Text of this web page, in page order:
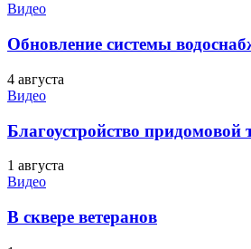
Видео
Обновление системы
4 августа
Видео
Благоустройство придомовой
1 августа
Видео
В сквере ветеранов